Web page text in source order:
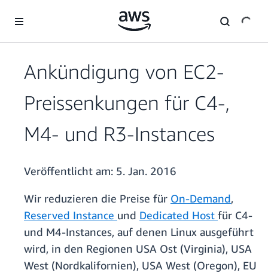
Überspringen zum Hauptinhalt
Ankündigung von EC2-
Preissenkungen für C4-,
M4- und R3-Instances
Veröffentlicht am: 5. Jan. 2016
Wir reduzieren die Preise für On-Demand,
Reserved Instance und Dedicated Host für C4-
und M4-Instances, auf denen Linux ausgeführt
wird, in den Regionen USA Ost (Virginia), USA
West (Nordkalifornien), USA West (Oregon), EU